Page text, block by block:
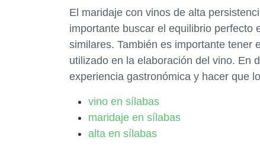
El maridaje con vinos de alta
importante buscar el equilibrio perfecto
similares. También es importante tener
utilizado en la elaboración del vino. En
experiencia gastronómica y hacer que
vino en sílabas
maridaje en sílabas
alta en sílabas